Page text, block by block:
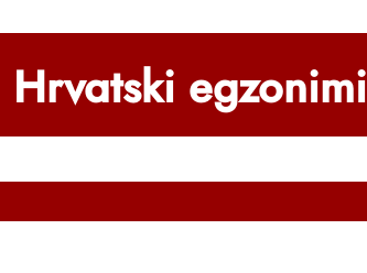
Hrvatski egzonimi